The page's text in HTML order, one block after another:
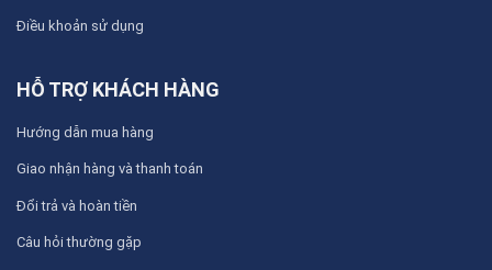
Điều khoản sử dụng
HỖ TRỢ KHÁCH HÀNG
Hướng dẫn mua hàng
Giao nhận hàng và thanh toán
Đổi trả và hoàn tiền
Câu hỏi thường gặp